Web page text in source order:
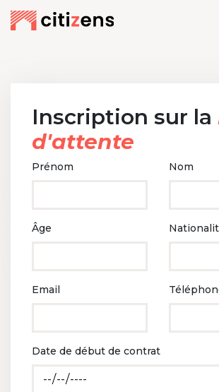
Inscription sur la
d'attente
Prénom Nom
Âge
Email
Date de début de contrat